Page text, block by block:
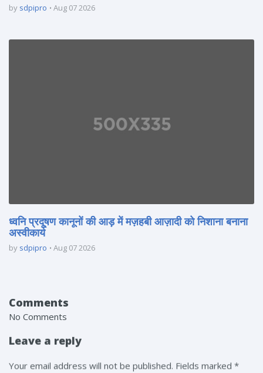
by sdpipro Aug 07 2026
ध्वनि प्रदूषण कानूनों की आड़ में मज़हबी आज़ादी को निशाना बनाना
अस्वीकार्य
by sdpipro Aug 07 2026
Comments
No Comments
Leave a reply
Your email address will not be published. Fields marked *